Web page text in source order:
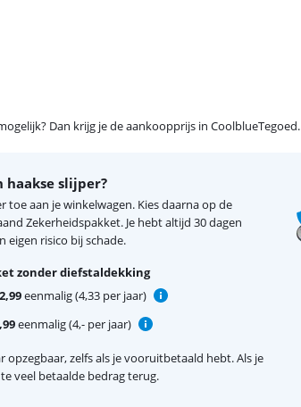
Dan krijg je de aankoopprijs in CoolblueTegoed.
haakse slijper?
toe aan je winkelwagen. Kies daarna op de
Zekerheidspakket. Je hebt altijd 30 dagen
eigen risico bij schade.
zonder diefstaldekking
eenmalig (4,33 per jaar)
eenmalig (4,- per jaar)
opzegbaar, zelfs als je vooruitbetaald hebt. Als je
veel betaalde bedrag terug.